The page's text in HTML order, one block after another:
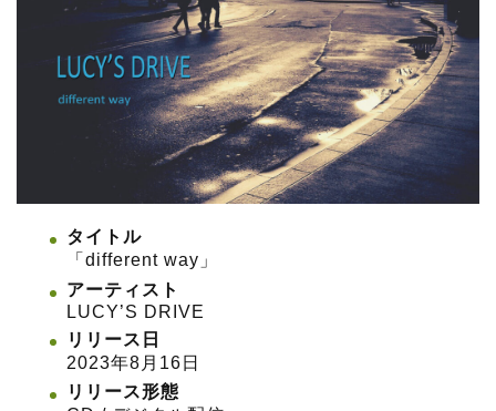
タイトル
「different way」
アーティスト
LUCY’S DRIVE
リリース日
2023年8月16日
リリース形態